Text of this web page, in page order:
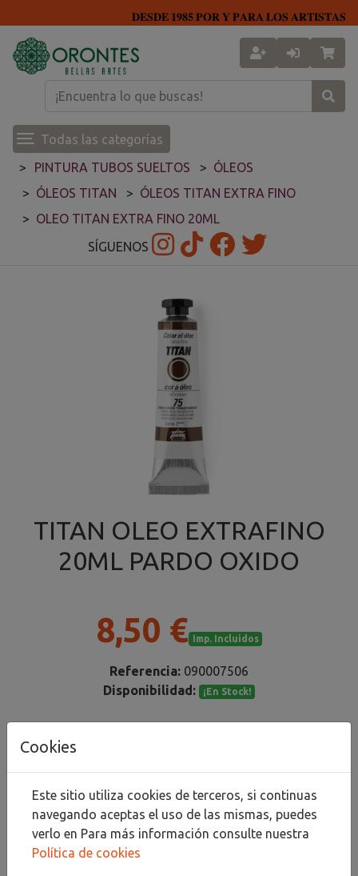
𝐃𝐄𝐒𝐃𝐄 𝟏𝟗𝟖𝟓 𝐏𝐎𝐑 𝐘 𝐏𝐀𝐑𝐀 𝐋𝐎𝐒 𝐀𝐑𝐓𝐈𝐒𝐓𝐀𝐒
Todas las categorías
PINTURA TUBOS SUELTOS
ÓLEOS
ÓLEOS TITAN
ÓLEOS TITAN EXTRA FINO
OLEO TITAN EXTRA FINO 20ML
SÍGUENOS
TITAN OLEO EXTRAFINO
20ML PARDO OXIDO
8,50 € Imp. Incluidos
Referencia: 090007506
Disponibilidad:
¡En Stock!
Cookies
Este sitio utiliza cookies de terceros, si continuas
navegando aceptas el uso de las mismas, puedes
verlo en Para más información consulte nuestra
Política de cookies